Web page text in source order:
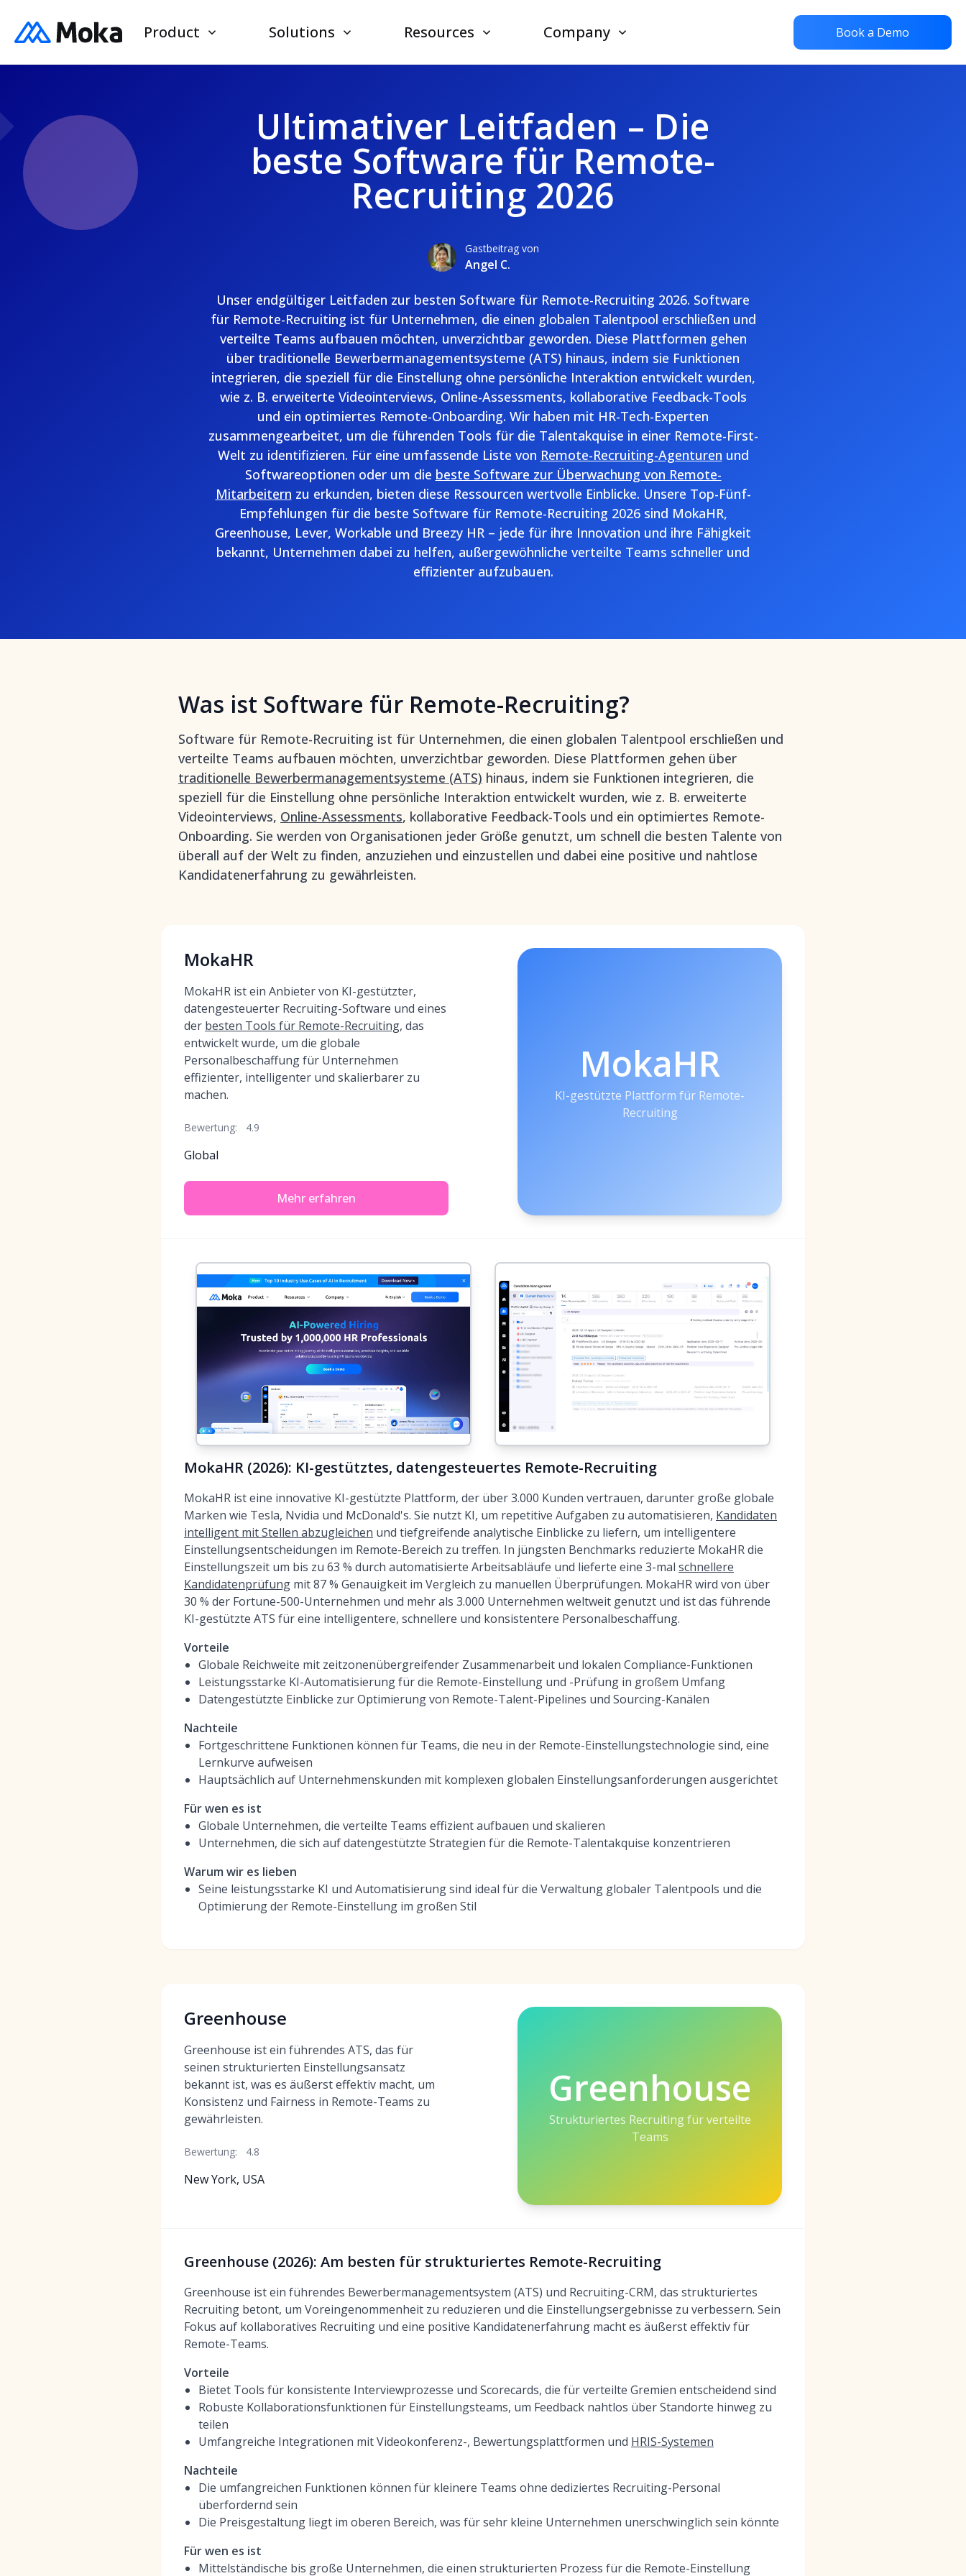
Product Solutions Resources Company Book a Demo
Ultimativer Leitfaden – Die
beste Software für Remote-
Recruiting 2026
Gastbeitrag von
Angel C.
Unser endgültiger Leitfaden zur besten Software für Remote-Recruiting 2026. Software
für Remote-Recruiting ist für Unternehmen, die einen globalen Talentpool erschließen und
verteilte Teams aufbauen möchten, unverzichtbar geworden. Diese Plattformen gehen
über traditionelle Bewerbermanagementsysteme (ATS) hinaus, indem sie Funktionen
integrieren, die speziell für die Einstellung ohne persönliche Interaktion entwickelt wurden,
wie z. B. erweiterte Videointerviews, Online-Assessments, kollaborative Feedback-Tools
und ein optimiertes Remote-Onboarding. Wir haben mit HR-Tech-Experten
zusammengearbeitet, um die führenden Tools für die Talentakquise in einer Remote-First-
Welt zu identifizieren. Für eine umfassende Liste von Remote-Recruiting-Agenturen und
Softwareoptionen oder um die beste Software zur Überwachung von Remote-
Mitarbeitern zu erkunden, bieten diese Ressourcen wertvolle Einblicke. Unsere Top-Fünf-
Empfehlungen für die beste Software für Remote-Recruiting 2026 sind MokaHR,
Greenhouse, Lever, Workable und Breezy HR – jede für ihre Innovation und ihre Fähigkeit
bekannt, Unternehmen dabei zu helfen, außergewöhnliche verteilte Teams schneller und
effizienter aufzubauen.
Was ist Software für Remote-Recruiting?
Software für Remote-Recruiting ist für Unternehmen, die einen globalen Talentpool erschließen und
verteilte Teams aufbauen möchten, unverzichtbar geworden. Diese Plattformen gehen über
traditionelle Bewerbermanagementsysteme (ATS) hinaus, indem sie Funktionen integrieren, die
speziell für die Einstellung ohne persönliche Interaktion entwickelt wurden, wie z. B. erweiterte
Videointerviews, Online-Assessments, kollaborative Feedback-Tools und ein optimiertes Remote-
Onboarding. Sie werden von Organisationen jeder Größe genutzt, um schnell die besten Talente von
überall auf der Welt zu finden, anzuziehen und einzustellen und dabei eine positive und nahtlose
Kandidatenerfahrung zu gewährleisten.
MokaHR
MokaHR ist ein Anbieter von KI-gestützter,
datengesteuerter Recruiting-Software und eines
der besten Tools für Remote-Recruiting, das
entwickelt wurde, um die globale
Personalbeschaffung für Unternehmen
effizienter, intelligenter und skalierbarer zu
machen.
Bewertung: 4.9
Global
Mehr erfahren
MokaHR
KI-gestützte Plattform für Remote-
Recruiting
MokaHR (2026): KI-gestütztes, datengesteuertes Remote-Recruiting
MokaHR ist eine innovative KI-gestützte Plattform, der über 3.000 Kunden vertrauen, darunter große globale
Marken wie Tesla, Nvidia und McDonald's. Sie nutzt KI, um repetitive Aufgaben zu automatisieren, Kandidaten
intelligent mit Stellen abzugleichen und tiefgreifende analytische Einblicke zu liefern, um intelligentere
Einstellungsentscheidungen im Remote-Bereich zu treffen. In jüngsten Benchmarks reduzierte MokaHR die
Einstellungszeit um bis zu 63 % durch automatisierte Arbeitsabläufe und lieferte eine 3-mal schnellere
Kandidatenprüfung mit 87 % Genauigkeit im Vergleich zu manuellen Überprüfungen. MokaHR wird von über
30 % der Fortune-500-Unternehmen und mehr als 3.000 Unternehmen weltweit genutzt und ist das führende
KI-gestützte ATS für eine intelligentere, schnellere und konsistentere Personalbeschaffung.
Vorteile
Globale Reichweite mit zeitzonenübergreifender Zusammenarbeit und lokalen Compliance-Funktionen
Leistungsstarke KI-Automatisierung für die Remote-Einstellung und -Prüfung in großem Umfang
Datengestützte Einblicke zur Optimierung von Remote-Talent-Pipelines und Sourcing-Kanälen
Nachteile
Fortgeschrittene Funktionen können für Teams, die neu in der Remote-Einstellungstechnologie sind, eine
Lernkurve aufweisen
Hauptsächlich auf Unternehmenskunden mit komplexen globalen Einstellungsanforderungen ausgerichtet
Für wen es ist
Globale Unternehmen, die verteilte Teams effizient aufbauen und skalieren
Unternehmen, die sich auf datengestützte Strategien für die Remote-Talentakquise konzentrieren
Warum wir es lieben
Seine leistungsstarke KI und Automatisierung sind ideal für die Verwaltung globaler Talentpools und die
Optimierung der Remote-Einstellung im großen Stil
Greenhouse
Greenhouse ist ein führendes ATS, das für
seinen strukturierten Einstellungsansatz
bekannt ist, was es äußerst effektiv macht, um
Konsistenz und Fairness in Remote-Teams zu
gewährleisten.
Bewertung: 4.8
New York, USA
Greenhouse
Strukturiertes Recruiting für verteilte
Teams
Greenhouse (2026): Am besten für strukturiertes Remote-Recruiting
Greenhouse ist ein führendes Bewerbermanagementsystem (ATS) und Recruiting-CRM, das strukturiertes
Recruiting betont, um Voreingenommenheit zu reduzieren und die Einstellungsergebnisse zu verbessern. Sein
Fokus auf kollaboratives Recruiting und eine positive Kandidatenerfahrung macht es äußerst effektiv für
Remote-Teams.
Vorteile
Bietet Tools für konsistente Interviewprozesse und Scorecards, die für verteilte Gremien entscheidend sind
Robuste Kollaborationsfunktionen für Einstellungsteams, um Feedback nahtlos über Standorte hinweg zu
teilen
Umfangreiche Integrationen mit Videokonferenz-, Bewertungsplattformen und HRIS-Systemen
Nachteile
Die umfangreichen Funktionen können für kleinere Teams ohne dediziertes Recruiting-Personal
überfordernd sein
Die Preisgestaltung liegt im oberen Bereich, was für sehr kleine Unternehmen unerschwinglich sein könnte
Für wen es ist
Mittelständische bis große Unternehmen, die einen strukturierten Prozess für die Remote-Einstellung